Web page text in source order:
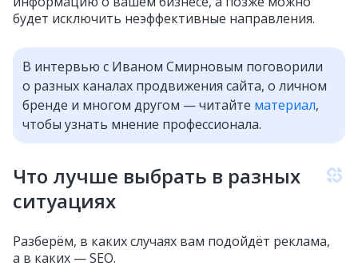
будет исключить неэффективные направления.
В интервью с Иваном Смирновым поговорили
о разных каналах продвижения сайта, о личном
бренде и многом другом — читайте материал,
чтобы узнать мнение профессионала.
Что лучше выбрать в разных
ситуациях
Разберём, в каких случаях вам подойдёт реклама,
а в каких — SEO.